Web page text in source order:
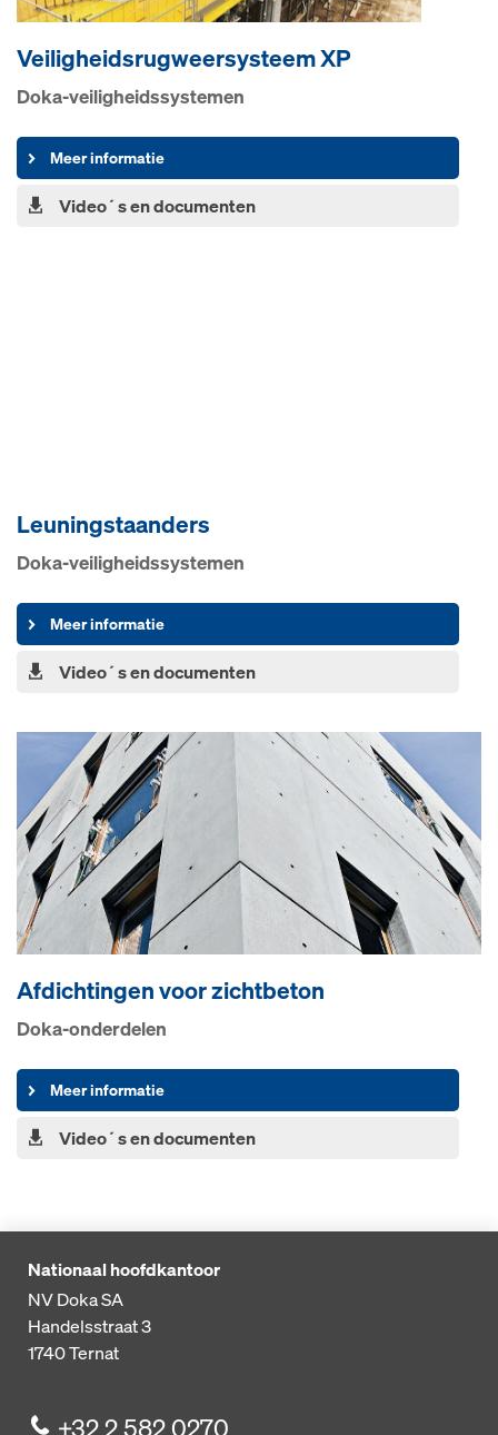
Veiligheidsrugweer­systeem XP
Doka-veiligheidssystemen
Meer informatie
Video´s en documenten
Leuningstaanders
Doka-veiligheidssystemen
Meer informatie
Video´s en documenten
Afdichtingen voor zichtbeton
Doka-onderdelen
Meer informatie
Video´s en documenten
Nationaal hoofdkantoor
NV Doka SA
Handelsstraat 3
1740Ternat
+32 2 582 0270